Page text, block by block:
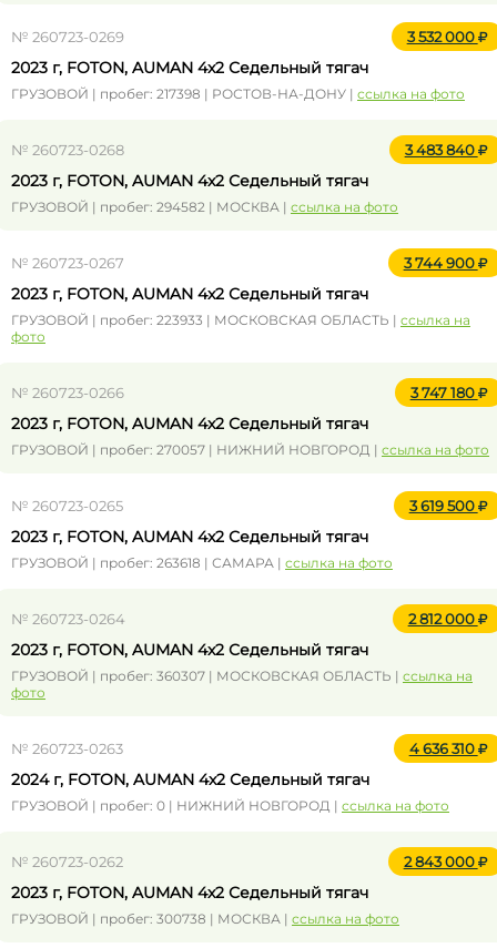
№ 260723-0269 3 532 000
2023 г, FOTON, AUMAN 4x2 Седельный тягач
ГРУЗОВОЙ | пробег: 217398 | РОСТОВ-НА-ДОНУ | ссылка на фото
№ 260723-0268 3 483 840
2023 г, FOTON, AUMAN 4x2 Седельный тягач
ГРУЗОВОЙ | пробег: 294582 | МОСКВА | ссылка на фото
№ 260723-0267 3 744 900
2023 г, FOTON, AUMAN 4x2 Седельный тягач
ГРУЗОВОЙ | пробег: 223933 | МОСКОВСКАЯ ОБЛАСТЬ | ссылка на
фото
№ 260723-0266 3 747 180
2023 г, FOTON, AUMAN 4x2 Седельный тягач
ГРУЗОВОЙ | пробег: 270057 | НИЖНИЙ НОВГОРОД | ссылка на фото
№ 260723-0265 3 619 500
2023 г, FOTON, AUMAN 4x2 Седельный тягач
ГРУЗОВОЙ | пробег: 263618 | САМАРА | ссылка на фото
№ 260723-0264 2 812 000
2023 г, FOTON, AUMAN 4x2 Седельный тягач
ГРУЗОВОЙ | пробег: 360307 | МОСКОВСКАЯ ОБЛАСТЬ | ссылка на
фото
№ 260723-0263 4 636 310
2024 г, FOTON, AUMAN 4x2 Седельный тягач
ГРУЗОВОЙ | пробег: 0 | НИЖНИЙ НОВГОРОД | ссылка на фото
№ 260723-0262 2 843 000
2023 г, FOTON, AUMAN 4x2 Седельный тягач
ГРУЗОВОЙ | пробег: 300738 | МОСКВА | ссылка на фото